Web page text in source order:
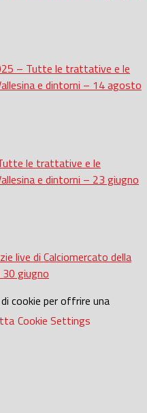
– Tutte le trattative e le
e dintorni – 14 agosto
le trattative e le
e dintorni – 23 giugno
live di Calciomercato della
giugno
cookie per offrire una
Cookie Settings